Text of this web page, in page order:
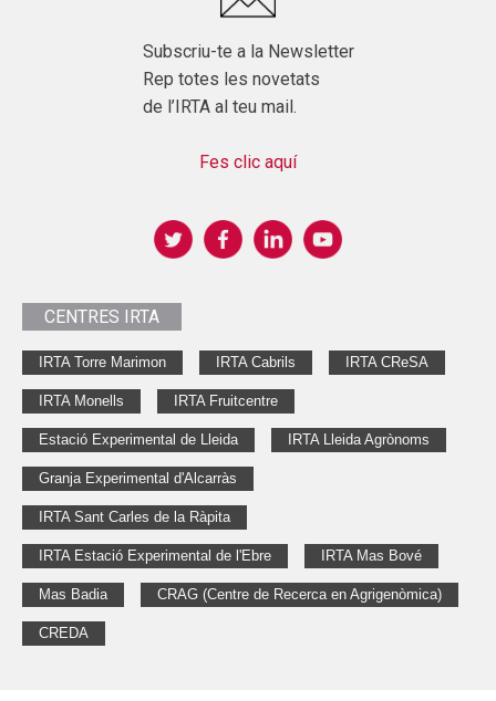
Subscriu-te a la Newsletter
Rep totes les novetats
de l’IRTA al teu mail.
Fes clic aquí
CENTRES IRTA
IRTA Torre Marimon IRTA Cabrils IRTA CReSA
IRTA Monells IRTA Fruitcentre
Estació Experimental de Lleida IRTA Lleida Agrònoms
Granja Experimental d'Alcarràs
IRTA Sant Carles de la Ràpita
IRTA Estació Experimental de l'Ebre IRTA Mas Bové
Mas Badia CRAG (Centre de Recerca en Agrigenòmica)
CREDA